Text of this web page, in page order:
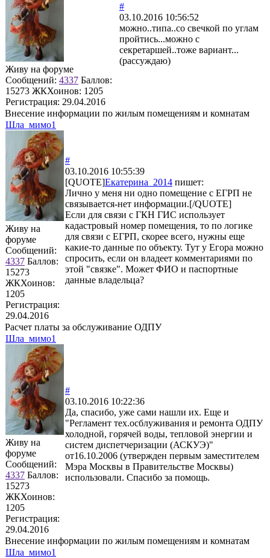
Живу на форуме
Сообщений: 4337 Баллов:
15273 ЖКХоинов: 1205
Регистрация: 29.04.2016
#
03.10.2016 10:56:52
можно..типа..со свечкой по углам
пройтись...можно с
секретаршей..тоже вариант...
(рассуждаю)
Внесение информации по жилым помещениям и комнатам
Шла_мимо1
Живу на
форуме
Сообщений:
4337 Баллов:
15273
ЖКХоинов:
1205
Регистрация:
29.04.2016
#
03.10.2016 10:55:39
[QUOTE]Екатерина_2014 пишет:
Лично у меня ни одно помещение с ЕГРП не
связывается-нет информации.[/QUOTE]
Если для связи с ГКН ГИС использует
кадастровый номер помещения, то по логике
для связи с ЕГРП, скорее всего, нужны еще
какие-то данные по объекту. Тут у Егора можно
спросить, если он владеет комментариями по
этой "связке". Может ФИО и паспортные
данные владельца?
Расчет платы за обслуживание ОДПУ
Шла_мимо1
Живу на
форуме
Сообщений:
4337 Баллов:
15273
ЖКХоинов:
1205
Регистрация:
29.04.2016
#
03.10.2016 10:22:36
Да, спасибо, уже сами нашли их. Еще и
"Регламент тех.осблуживания и ремонта ОДПУ
холодной, горячей воды, тепловой энергии и
систем диспетчеризации (АСКУЭ)"
от16.10.2006 (утвержден первым заместителем
Мэра Москвы в Правительстве Москвы)
использовали. Спасибо за помощь.
Внесение информации по жилым помещениям и комнатам
Шла_мимо1